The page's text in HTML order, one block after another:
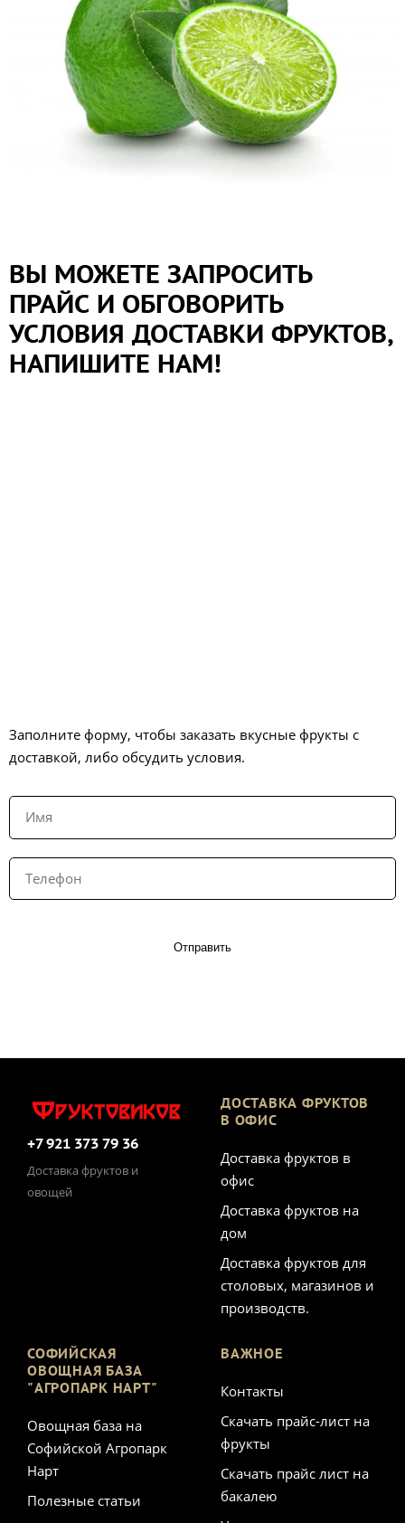
ВЫ МОЖЕТЕ ЗАПРОСИТЬ
ПРАЙС И ОБГОВОРИТЬ
УСЛОВИЯ ДОСТАВКИ ФРУКТОВ,
НАПИШИТЕ НАМ!
Заполните форму, чтобы заказать вкусные фрукты с
доставкой, либо обсудить условия.
Отправить
+7 921 373 79 36
Доставка фруктов и
овощей
ДОСТАВКА ФРУКТОВ
В ОФИС
Доставка фруктов в
офис
Доставка фруктов на
дом
Доставка фруктов для
столовых, магазинов и
производств.
СОФИЙСКАЯ
ОВОЩНАЯ БАЗА
"АГРОПАРК НАРТ"
Овощная база на
Софийской Агропарк
Нарт
Полезные статьи
ВАЖНОЕ
Контакты
Скачать прайс-лист на
фрукты
Скачать прайс лист на
бакалею